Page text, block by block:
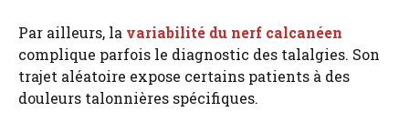
Par ailleurs, la variabilité du nerf calcanéen
complique parfois le diagnostic des talalgies. Son
trajet aléatoire expose certains patients à des
douleurs talonnières spécifiques.